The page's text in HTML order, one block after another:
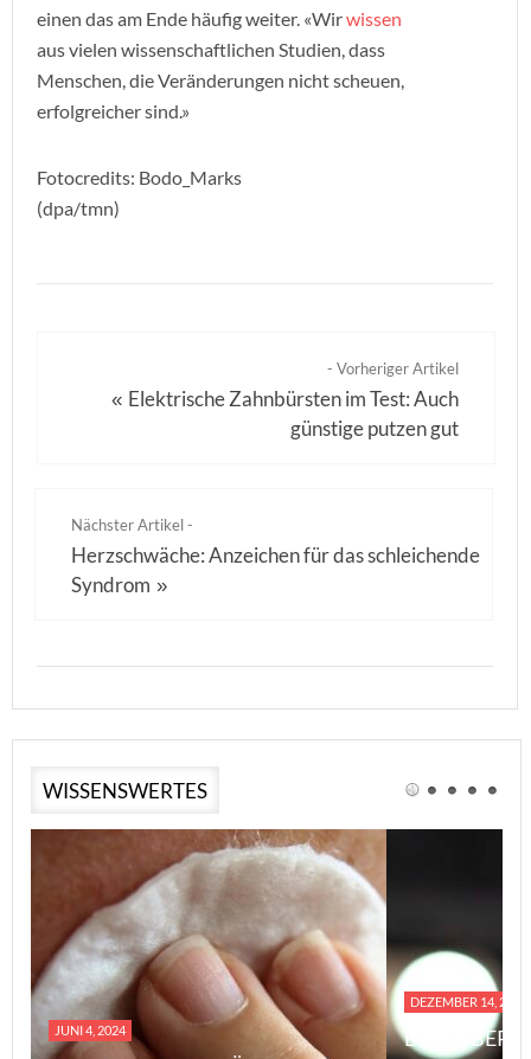
einen das am Ende häufig weiter. «Wirwissen
aus vielen wissenschaftlichen Studien, dass
Menschen, die Veränderungen nicht scheuen,
erfolgreicher sind.»
Fotocredits: Bodo_Marks
(dpa/tmn)
- Vorheriger Artikel
« Elektrische Zahnbürsten im Test: Auch
günstige putzen gut
Nächster Artikel -
Herzschwäche: Anzeichen für das schleichende
Syndrom »
WISSENSWERTES
JUNI 4, 2024
DEZEMBER 14, 2023
EINE